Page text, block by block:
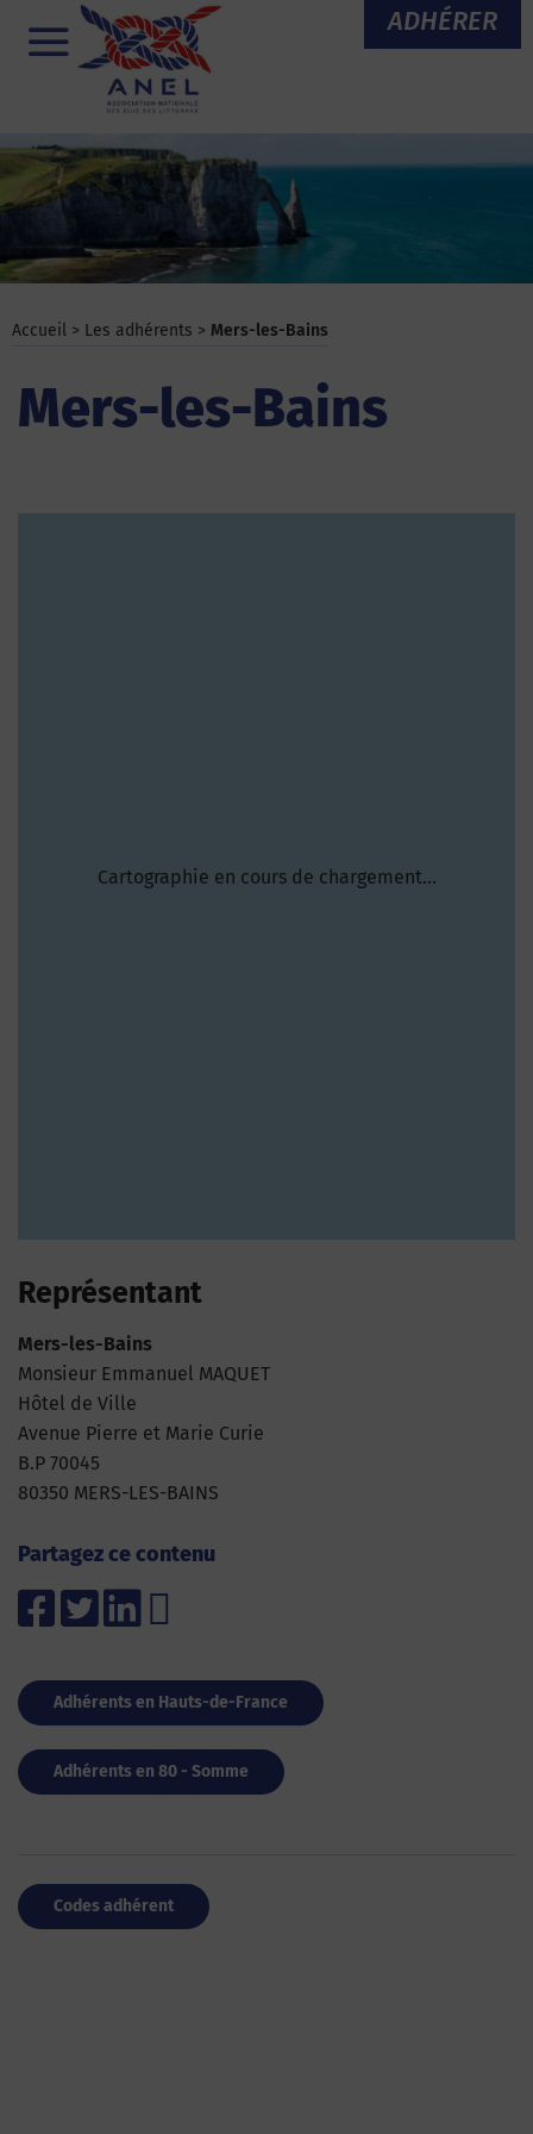
ADHÉRER
Menu
Accueil > Les adhérents > Mers-les-Bains
Mers-les-Bains
Cartographie en cours de chargement...
Représentant
Mers-les-Bains
Monsieur Emmanuel MAQUET
Hôtel de Ville
Avenue Pierre et Marie Curie
B.P 70045
80350 MERS-LES-BAINS
Partagez ce contenu
Adhérents en Hauts-de-France
Adhérents en 80 - Somme
Codes adhérent